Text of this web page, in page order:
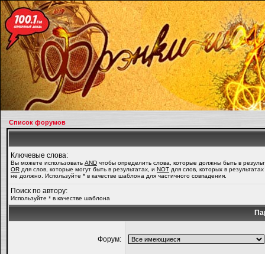
Список форумов
Ключевые слова:
Вы можете использовать AND чтобы определить слова, которые должны быть в
OR для слов, которые могут быть в результатах, и NOT для слов, которых в
не должно. Используйте * в качестве шаблона для частичного совпадения.
Поиск по автору:
Используйте * в качестве шаблона
Форум: